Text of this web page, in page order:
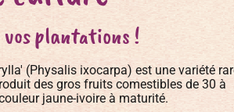
plantations !
(Physalis ixocarpa) est une variété
des gros fruits comestibles de 30 à
jaune-ivoire à maturité.